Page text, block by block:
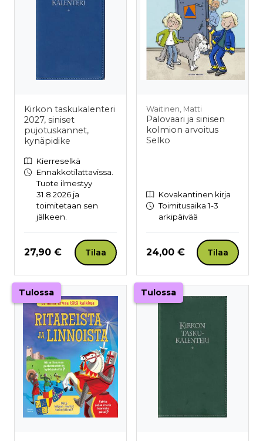
Kirkon taskukalenteri
2027, siniset
pujotuskannet,
kynäpidike
Kierreselkä
Ennakkotilattavissa.
Tuote ilmestyy
31.8.2026 ja
toimitetaan sen
jälkeen.
Hinta nyt
27,90 € Tilaa
Waitinen, Matti
Palovaari ja sinisen
kolmion arvoitus
Selko
Kovakantinen kirja
Toimitusaika 1-3
arkipäivää
Hinta nyt
24,00 € Tilaa
Tulossa Tulossa